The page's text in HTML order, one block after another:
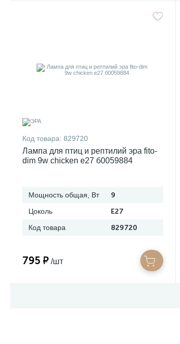
Код товара: 829720
Лампа для птиц и рептилий эра fito-
dim 9w chicken e27 б0059884
Мощность общая, Вт 9
Цоколь E27
Код товара 829720
795 ₽ /шт